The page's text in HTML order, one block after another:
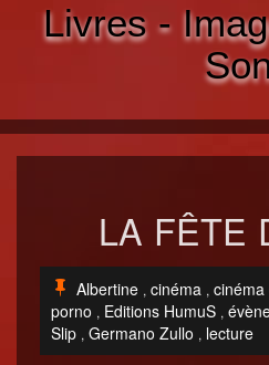
Livres -
LA FÊTE
Albertine , cinéma ,
porno , Editions HumuS ,
Slip , Germano Zullo , lecture